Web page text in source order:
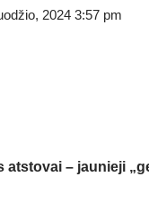
2024 3:57 pm
atstovai – jaunieji